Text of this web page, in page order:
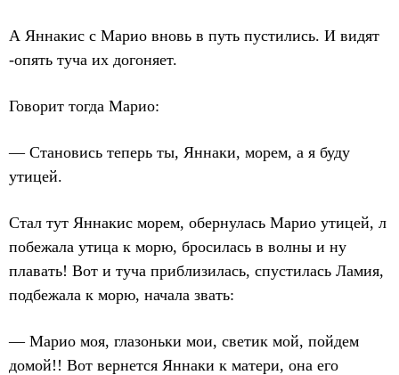
А Яннакис с Марио вновь в путь пустились. И видят
-опять туча их догоняет.
Говорит тогда Марио:
— Становись теперь ты, Яннаки, морем, а я буду
утицей.
Стал тут Яннакис морем, обернулась Марио утицей, л
побежала утица к морю, бросилась в волны и ну
плавать! Вот и туча приблизилась, спустилась Ламия,
подбежала к морю, начала звать:
— Марио моя, глазоньки мои, светик мой, пойдем
домой!! Вот вернется Яннаки к матери, она его